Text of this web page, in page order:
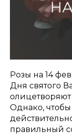
Розы на 14
Дня святого
олицетворяют
Однако, чтобы
правильный